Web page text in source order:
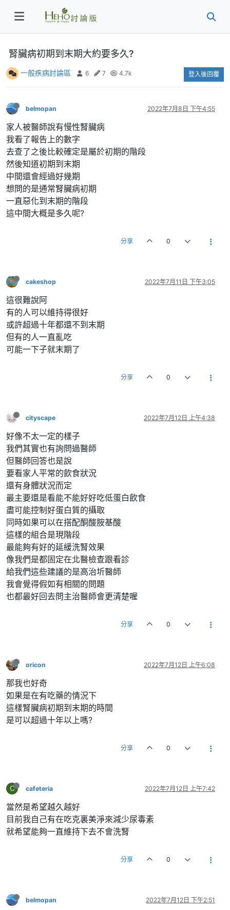
腎臟病初期到末期大約要多久?
一般疾病討論區 6 7 4.7k 登入後回覆
belmopan 2022年7月8日 下午4:55
家人被醫師說有慢性腎臟病
我看了報告上的數字
去查了之後比較確定是屬於初期的階段
然後知道初期到末期
中間還會經過好幾期
想問的是通常腎臟病初期
一直惡化到末期的階段
這中間大概是多久呢?
分享 0
cakeshop 2022年7月11日 下午3:05
這很難說阿
有的人可以維持得很好
或許超過十年都還不到末期
但有的人一直亂吃
可能一下子就末期了
分享 0
cityscape 2022年7月12日 上午4:38
好像不太一定的樣子
我們其實也有詢問過醫師
但醫師回答也是說
要看家人平常的飲食狀況
還有身體狀況而定
最主要還是看能不能好好吃低蛋白飲食
盡可能控制好蛋白質的攝取
同時如果可以在搭配酮酸胺基酸
這樣的組合是現階段
最能夠有好的延緩洗腎效果
像我們是都固定在北醫檢查跟看診
給我們這些建議的是高治圻醫師
我會覺得假如有相關的問題
也都最好回去問主治醫師會更清楚喔
分享 0
oricon 2022年7月12日 上午6:08
那我也好奇
如果是在有吃藥的情況下
這樣腎臟病初期到末期的時間
是可以超過十年以上嗎?
分享 0
C cafeteria 2022年7月12日 上午7:42
當然是希望越久越好
目前我自己有在吃克裏美淨來減少尿毒素
就希望能夠一直維持下去不會洗腎
分享 0
belmopan 2022年7月12日 下午2:51